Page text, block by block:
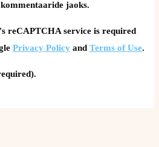
jaoks.
reCAPTCHA service is required
Privacy Policy and Terms of Use.